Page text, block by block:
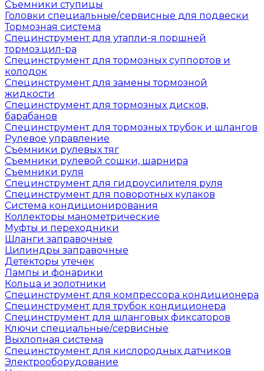
Съемники ступицы
Головки специальные/сервисные для подвески
Тормозная система
Специнструмент для утапли-я поршней
тормоз.цил-ра
Специнструмент для тормозных суппортов и
колодок
Специнструмент для замены тормозной
жидкости
Специнструмент для тормозных дисков,
барабанов
Специнструмент для тормозных трубок и шлангов
Рулевое управление
Съемники рулевых тяг
Съемники рулевой сошки, шарнира
Съемники руля
Специнструмент для гидроусилителя руля
Специнструмент для поворотных кулаков
Система кондиционирования
Коллекторы манометрические
Муфты и переходники
Шланги заправочные
Цилиндры заправочные
Детекторы утечек
Лампы и фонарики
Кольца и золотники
Специнструмент для компрессора кондиционера
Специнструмент для трубок кондиционера
Специнструмент для шланговых фиксаторов
Ключи специальные/сервисные
Выхлопная система
Специнструмент для кислородных датчиков
Электрооборудование